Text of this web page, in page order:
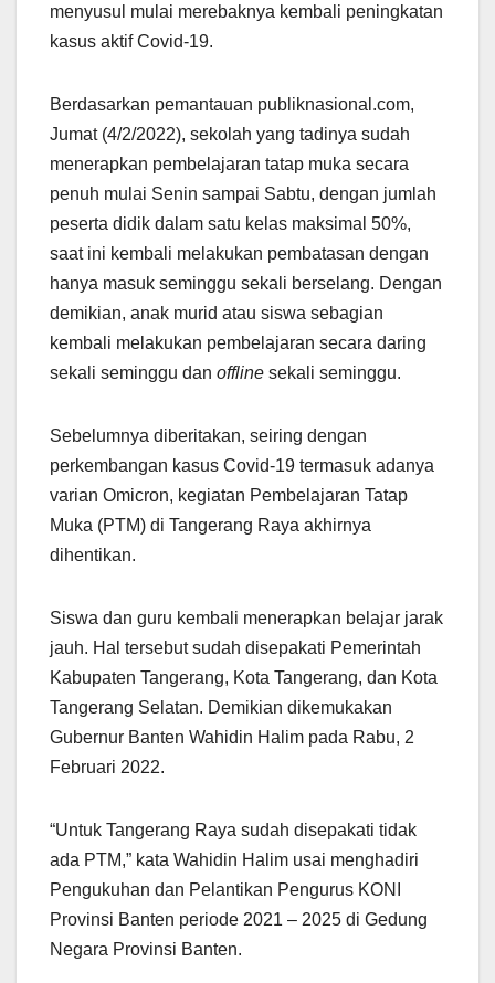
menyusul mulai merebaknya kembali peningkatan
kasus aktif Covid-19.
Berdasarkan pemantauan publiknasional.com,
Jumat (4/2/2022), sekolah yang tadinya sudah
menerapkan pembelajaran tatap muka secara
penuh mulai Senin sampai Sabtu, dengan jumlah
peserta didik dalam satu kelas maksimal 50%,
saat ini kembali melakukan pembatasan dengan
hanya masuk seminggu sekali berselang. Dengan
demikian, anak murid atau siswa sebagian
kembali melakukan pembelajaran secara daring
sekali seminggu dan offline sekali seminggu.
Sebelumnya diberitakan, seiring dengan
perkembangan kasus Covid-19 termasuk adanya
varian Omicron, kegiatan Pembelajaran Tatap
Muka (PTM) di Tangerang Raya akhirnya
dihentikan.
Siswa dan guru kembali menerapkan belajar jarak
jauh. Hal tersebut sudah disepakati Pemerintah
Kabupaten Tangerang, Kota Tangerang, dan Kota
Tangerang Selatan. Demikian dikemukakan
Gubernur Banten Wahidin Halim pada Rabu, 2
Februari 2022.
“Untuk Tangerang Raya sudah disepakati tidak
ada PTM,” kata Wahidin Halim usai menghadiri
Pengukuhan dan Pelantikan Pengurus KONI
Provinsi Banten periode 2021 – 2025 di Gedung
Negara Provinsi Banten.